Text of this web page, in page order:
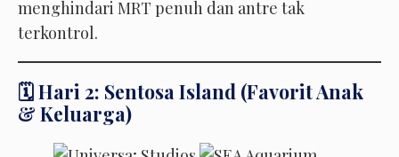
menghindari MRT penuh dan antre tak
terkontrol.
🗓️ Hari 2: Sentosa Island (Favorit Anak
& Keluarga)